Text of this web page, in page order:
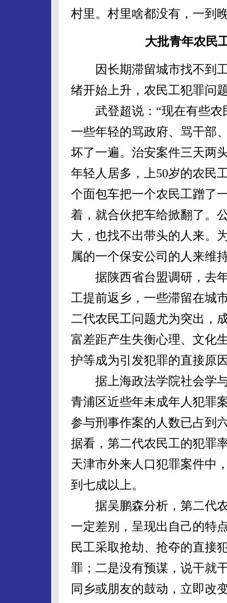
村里。村里啥都没有，一到
大批青年农民
因长期滞留城市找不到工
绪开始上升，农民工犯罪问
武登超说：“现在有些农
一些年轻的骂政府、骂干部
坏了一遍。治安案件三天两
年轻人居多，上50岁的农民
个面包车把一个农民工蹭了
着，就合伙把车给掀翻了。
大，也找不出带头的人来。
属的一个保安公司的人来维
据陕西省台盟调研，去年
工提前返乡，一些滞留在城
二代农民工问题尤为突出，
富差距产生失衡心理、文化
护等成为引发犯罪的直接原
据上海政法学院社会学与
青浦区近些年未成年人犯罪
参与刑事作案的人数已占到
据看，第二代农民工的犯罪
天津市外来人口犯罪案件中
到七成以上。
据吴鹏森分析，第二代农
一定差别，呈现出自己的特
民工采取抢劫、抢夺的直接
罪；二是没有预谋，说干就
同乡或朋友的鼓动，立即改